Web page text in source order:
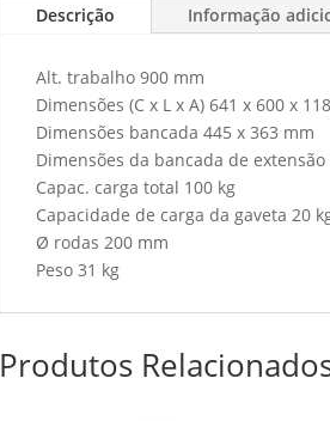
Descrição Informação
Alt. trabalho 900 mm
Dimensões (C x L x A) 641 x 600 x
Dimensões bancada 445 x 363 mm
Dimensões da bancada de extensão
Capac. carga total 100 kg
Capacidade de carga da gaveta 20
Ø rodas 200 mm
Peso 31 kg
Produtos